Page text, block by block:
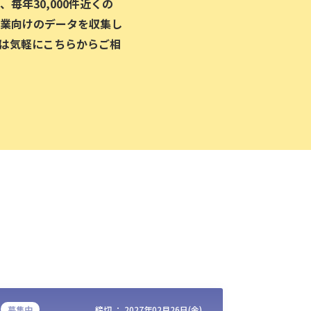
向けのデータを収集し
気軽にこちらからご相